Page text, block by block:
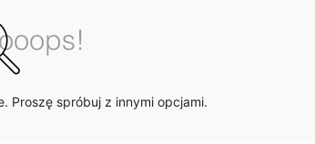
Proszę spróbuj z innymi opcjami.